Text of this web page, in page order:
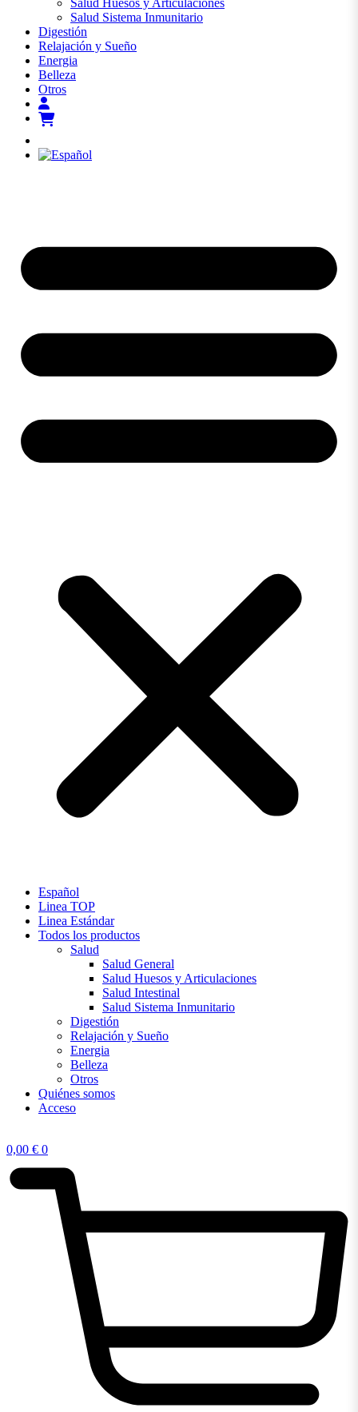
Salud Huesos y Articulaciones
Salud Sistema Inmunitario
Digestión
Relajación y Sueño
Energia
Belleza
Otros
Español
Linea TOP
Linea Estándar
Todos los productos
Salud
Salud General
Salud Huesos y Articulaciones
Salud Intestinal
Salud Sistema Inmunitario
Digestión
Relajación y Sueño
Energia
Belleza
Otros
Quiénes somos
Acceso
0,00 € 0